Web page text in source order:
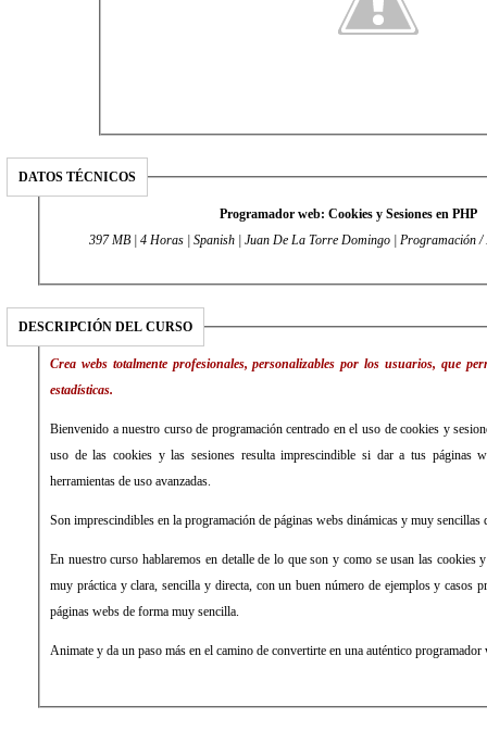
DATOS TÉCNICOS
Programador web: Cookies y Sesiones en PHP
397 MB | 4 Horas | Spanish | Juan De La Torre Domingo | Programación
DESCRIPCIÓN DEL CURSO
Crea webs totalmente profesionales, personalizables por los usuarios, que
estadísticas.
Bienvenido a nuestro curso de programación centrado en el uso de cookies y
uso de las cookies y las sesiones resulta imprescindible si dar a tus páginas
herramientas de uso avanzadas.
Son imprescindibles en la programación de páginas webs dinámicas y muy sencillas
En nuestro curso hablaremos en detalle de lo que son y como se usan las cookies
muy práctica y clara, sencilla y directa, con un buen número de ejemplos y casos
páginas webs de forma muy sencilla.
Animate y da un paso más en el camino de convertirte en una auténtico